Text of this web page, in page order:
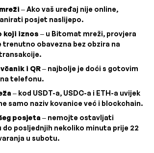
– Ako vaš uređaj nije online,
posjet naslijepo.
koji iznos – u Bitomat mreži, provjera
trenutno obavezna bez obzira na
i QR– najbolje je doći s gotovim
telefonu.
– kod USDT-a, USDC-a i ETH-a uvijek
samo naziv kovanice već i blockchain.
posjeta – nemojte ostavljati
posljednjih nekoliko minuta prije 22
u subotu.